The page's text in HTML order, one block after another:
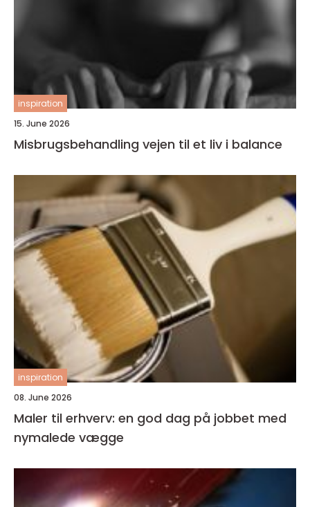
inspiration
15. June 2026
Misbrugsbehandling vejen til et liv i balance
inspiration
08. June 2026
Maler til erhverv: en god dag på jobbet med
nymalede vægge